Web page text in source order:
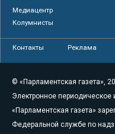
Медиацентр
Колумнисты
Контакты Реклама
© «Парламентская газета»,
Электронное периодическое
«Парламентская газета»
Федеральной службе по